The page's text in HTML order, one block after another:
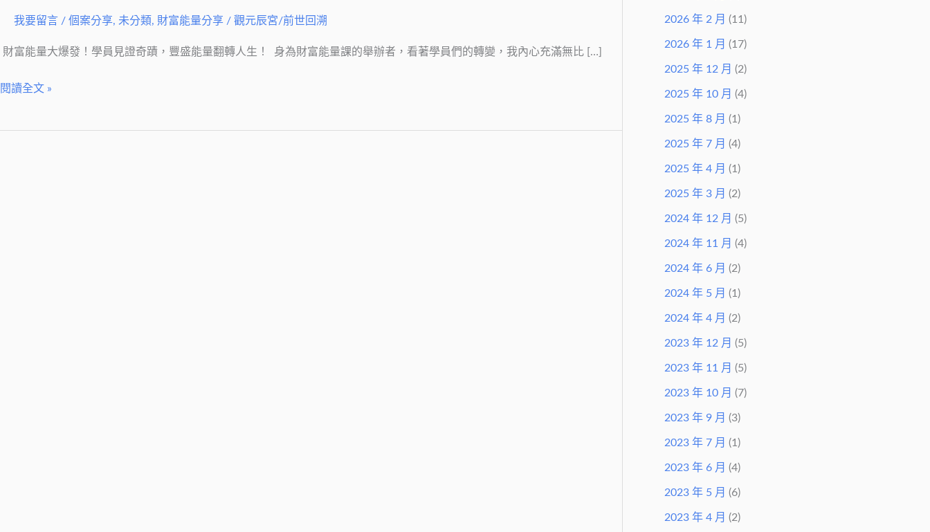
我要留言 / 個案分享, 未分類, 財富能量分享 / 觀元辰宮/前世回溯
財富能量大爆發！學員見證奇蹟，豐盛能量翻轉人生！ 身為財富能量課的舉辦者，看著學員們的轉變，我內心充滿無比 […]
閱讀全文 »
2026 年 2 月 (11)
2026 年 1 月 (17)
2025 年 12 月 (2)
2025 年 10 月 (4)
2025 年 8 月 (1)
2025 年 7 月 (4)
2025 年 4 月 (1)
2025 年 3 月 (2)
2024 年 12 月 (5)
2024 年 11 月 (4)
2024 年 6 月 (2)
2024 年 5 月 (1)
2024 年 4 月 (2)
2023 年 12 月 (5)
2023 年 11 月 (5)
2023 年 10 月 (7)
2023 年 9 月 (3)
2023 年 7 月 (1)
2023 年 6 月 (4)
2023 年 5 月 (6)
2023 年 4 月 (2)